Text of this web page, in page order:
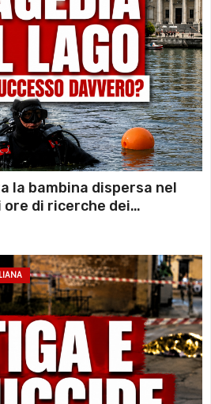
la bambina dispersa nel
ore di ricerche dei